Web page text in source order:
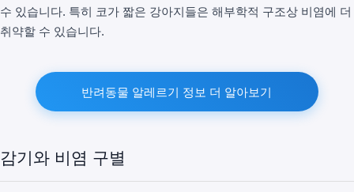
수 있습니다. 특히 코가 짧은 강아지들은 해부학적 구조상 비염에 더
취약할 수 있습니다.
반려동물 알레르기 정보 더 알아보기
감기와 비염 구별